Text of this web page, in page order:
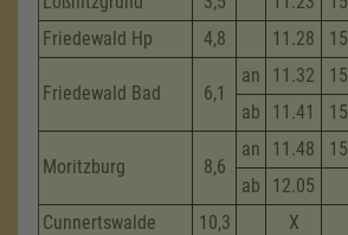
Friedewald Hp
4,8 11.28
Friedewald Bad 6,1
an 11.32
ab
11.41
Moritzburg 8,6
an 11.48
ab
12.05
Cunnertswalde
10,3 X